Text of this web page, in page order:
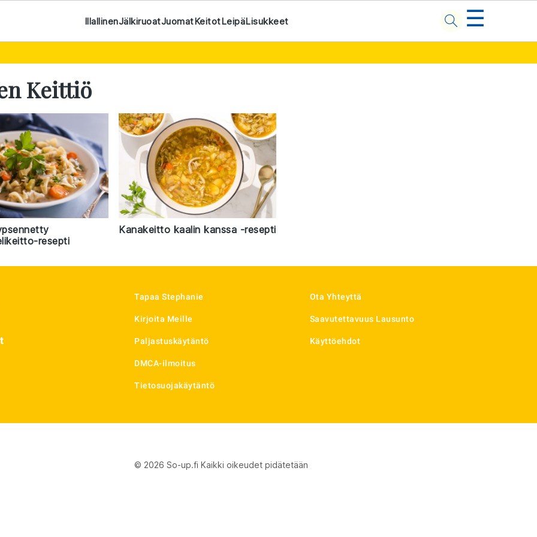
IllallinenJälkiruoatJuomatKeitotLeipäLisukkeet ☰
Keittiö
resepti
Kanakeitto kaalin kanssa -resepti
Tapaa Stephanie
Kirjoita Meille
Paljastuskäytäntö
DMCA-ilmoitus
Tietosuojakäytäntö
Ota Yhteyttä
Saavutettavuus Lausunto
Käyttöehdot
© 2026 So-up.fi Kaikki oikeudet pidätetään